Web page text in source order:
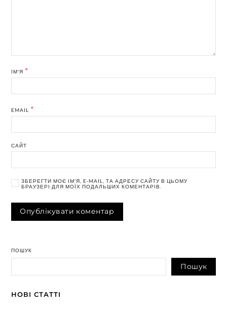
ІМ'Я *
EMAIL *
САЙТ
ЗБЕРЕГТИ МОЄ ІМ'Я, E-MAIL, ТА АДРЕСУ САЙТУ В ЦЬОМУ
БРАУЗЕРІ ДЛЯ МОЇХ ПОДАЛЬШИХ КОМЕНТАРІВ.
ПОШУК
Пошук
НОВІ СТАТТІ